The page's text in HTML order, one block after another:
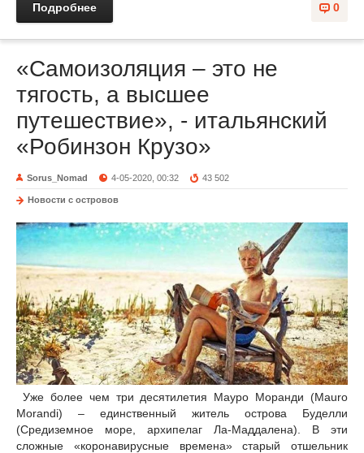
0
Подробнее
«Самоизоляция – это не
тягость, а высшее
путешествие», - итальянский
«Робинзон Крузо»
Sorus_Nomad 4-05-2020, 00:32 43 502
Новости с островов
Уже более чем три десятилетия Мауро Моранди (Mauro
Morandi) – единственный житель острова Буделли
(Средиземное море, архипелаг Ла-Маддалена). В эти
сложные «коронавирусные времена» старый отшельник